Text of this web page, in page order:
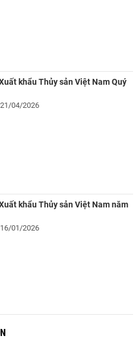
khẩu Thủy sản Việt Nam Quý
04/2026
khẩu Thủy sản Việt Nam năm
01/2026